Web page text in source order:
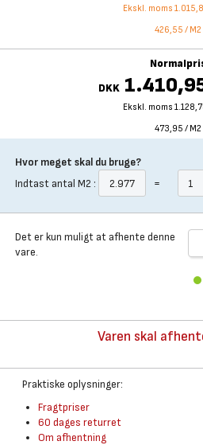
Ekskl. moms
426,55 / M2
DKK
Ekskl. moms
473,95 / M2
Hvor meget skal du bruge?
Indtast antal M2 : =
Det er kun muligt at afhente denne
vare.
Varen skal
Praktiske oplysninger:
Fragtpriser
60 dages returret
Om afhentning